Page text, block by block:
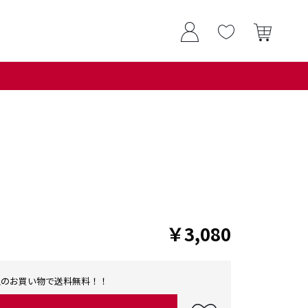
￥3,080
お買い物で送料無料！！